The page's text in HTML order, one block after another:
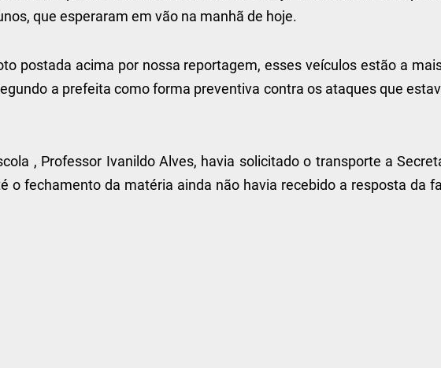
que esperaram em vão na manhã de hoje.
postada acima por nossa reportagem, esses veículos estão a
a prefeita como forma preventiva contra os ataques que
, Professor Ivanildo Alves, havia solicitado o transporte a
o fechamento da matéria ainda não havia recebido a resposta da